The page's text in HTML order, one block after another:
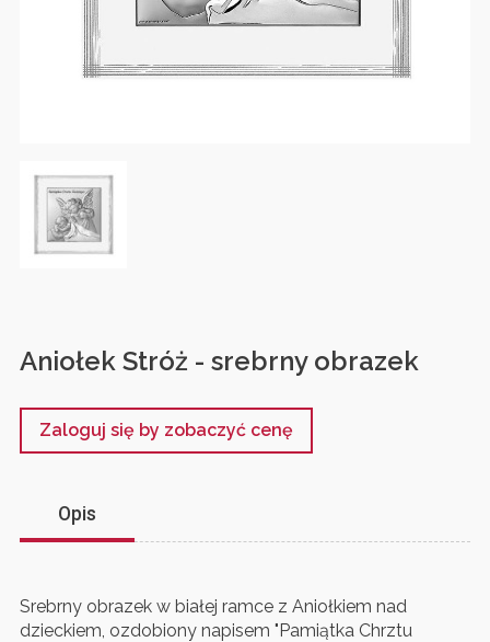
Aniołek Stróż - srebrny obrazek
Zaloguj się by zobaczyć cenę
Opis
Srebrny obrazek w białej ramce z Aniołkiem nad
dzieckiem, ozdobiony napisem "Pamiątka Chrztu